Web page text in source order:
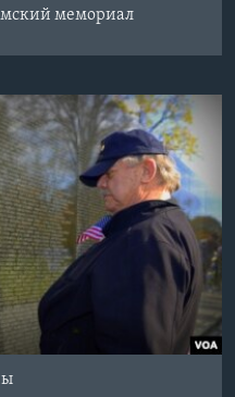
мемориал